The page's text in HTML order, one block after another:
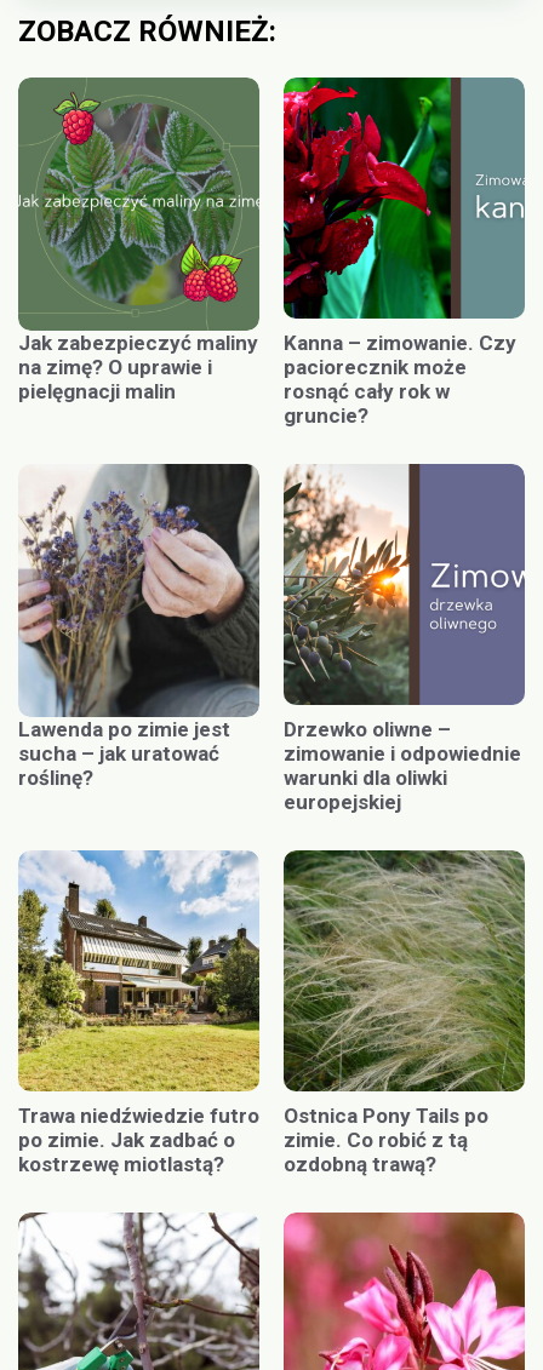
ZOBACZ RÓWNIEŻ:
Jak zabezpieczyć maliny
na zimę? O uprawie i
pielęgnacji malin
Kanna – zimowanie. Czy
paciorecznik może
rosnąć cały rok w
gruncie?
Lawenda po zimie jest
sucha – jak uratować
roślinę?
Drzewko oliwne –
zimowanie i odpowiednie
warunki dla oliwki
europejskiej
Trawa niedźwiedzie futro
po zimie. Jak zadbać o
kostrzewę miotlastą?
Ostnica Pony Tails po
zimie. Co robić z tą
ozdobną trawą?